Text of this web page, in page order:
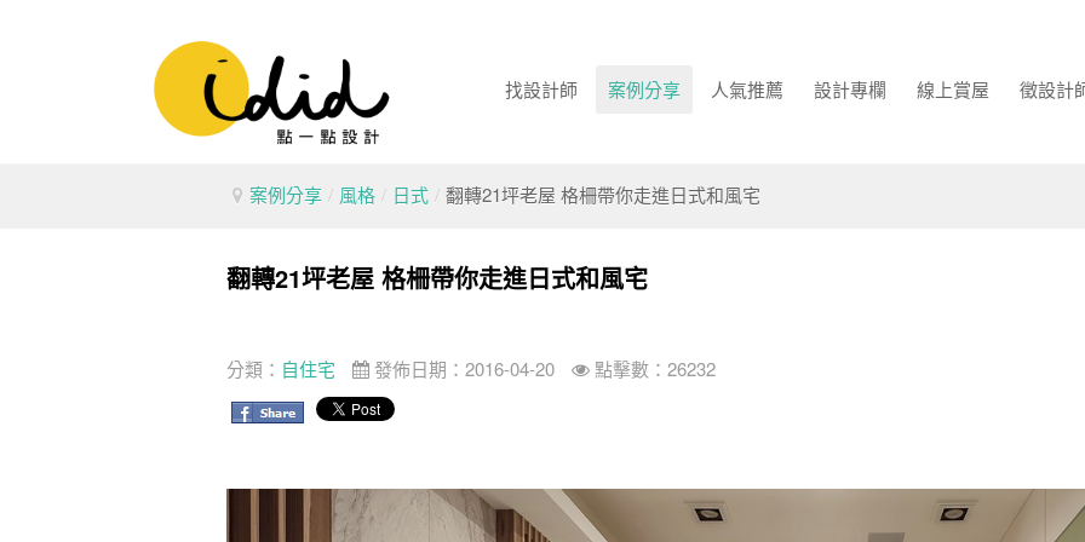
找設計師 案例分享 人氣推薦 設計專欄 線上賞屋 徵設計
案例分享 / 風格 / 日式 / 翻轉21坪老屋 格柵帶你走進日式和風宅
翻轉21坪老屋 格柵帶你走進日式和風宅
分類： 自住宅 發佈日期：2016-04-20 點擊數：26232